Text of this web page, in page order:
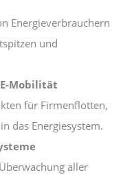
Energieverbrauchern
und
Mobilität
für Firmenflotten,
das Energiesystem.
aller